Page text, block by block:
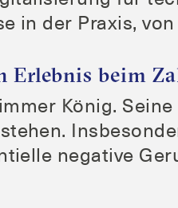
in der Pra­xis, von
Erlebnis beim
Kö­nig.
nega­ti­ve